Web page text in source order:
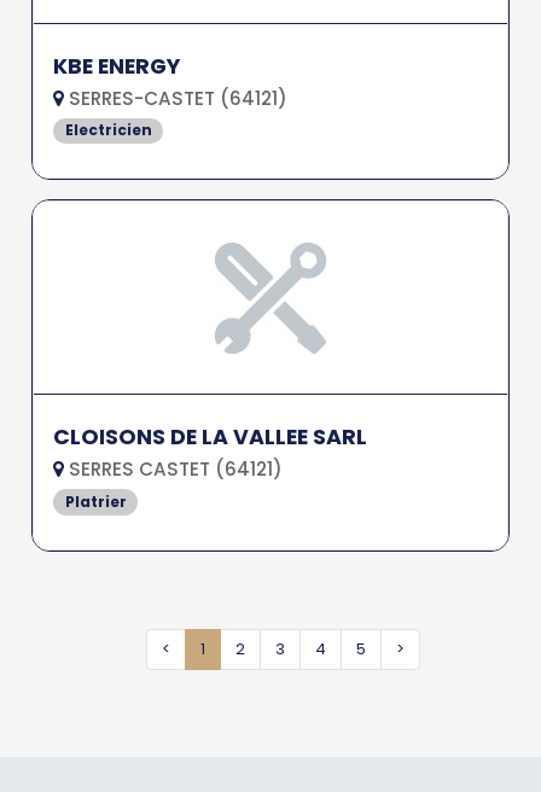
KBE ENERGY
SERRES-CASTET (64121)
Electricien
CLOISONS DE LA VALLEE SARL
SERRES CASTET (64121)
Platrier
< 1 2 3 4 5 >